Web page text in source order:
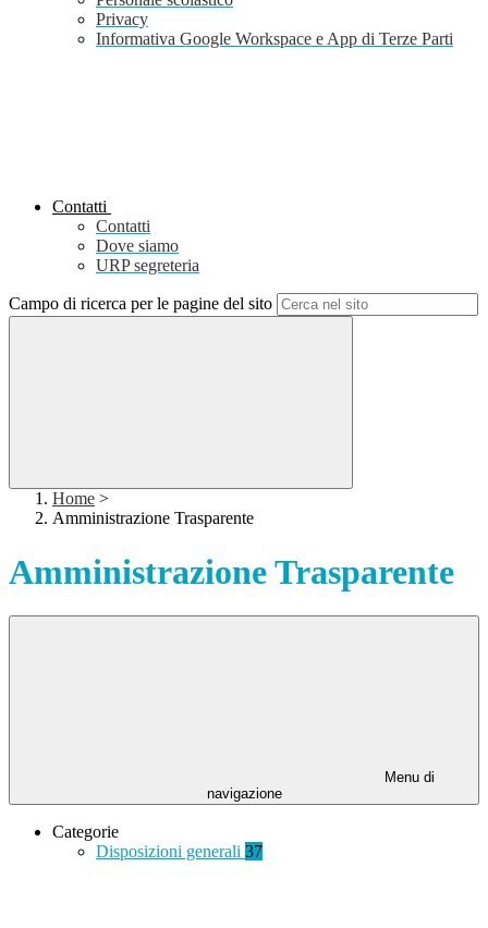
Privacy
Informativa Google Workspace e App di Terze Parti
Contatti
Contatti
Dove siamo
URP segreteria
Campo di ricerca per le pagine del sito
Home >
Amministrazione Trasparente
Amministrazione Trasparente
Menu di
navigazione
Categorie
Disposizioni generali 37